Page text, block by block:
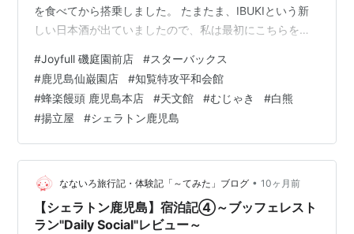
を食べてから搭乗しました。 たまたま、IBUKIという新
しい日本酒が出ていましたので、私は最初にこちらをい
通り、JALのお味噌汁をいただきました。 妻は、和洋折
衷で、おにぎりもパンも、お味噌汁もスープも食べてい
たようです。 鹿児島旅行（一日目） 朝イチに飛行機に乗
って、約二時間で鹿児島空港に到着。 私は鹿児島空港に
初めて降り立ちましたが、なんと空港には西郷さんの像
と足湯がありました。…
#Joyfull 磯庭園前店 #スターバックス
#鹿児島仙巌園店 #知覧特攻平和会館
#蜂楽饅頭 鹿児島本店 #天文館 #むじゃき #白熊
#揚立屋 #シェラトン鹿児島
なないろ旅行記・体験記「～てみた」ブログ • 10ヶ月前
【シェラトン鹿児島】宿泊記④～ブッフェレスト
ラン"Daily Social"レビュー～